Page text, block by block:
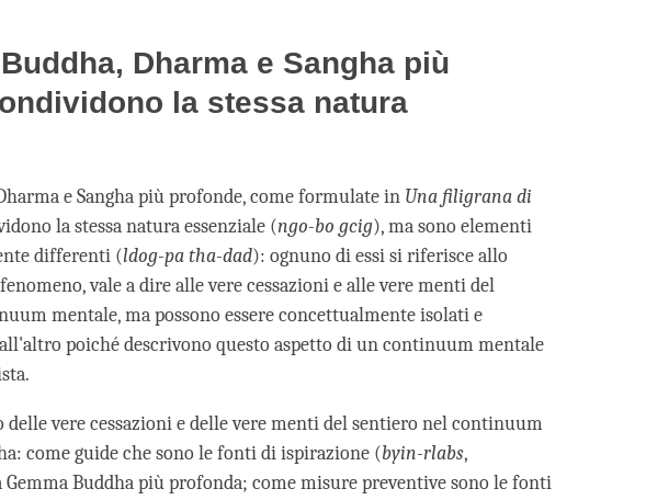
Dharma e Sangha più
la stessa natura
e Sangha più profonde, come formulate in Una filigrana di
la stessa natura essenziale (ngo-bo gcig), ma sono elementi
differenti (ldog-pa tha-dad): ognuno di essi si riferisce allo
vale a dire alle vere cessazioni e alle vere menti del
mentale, ma possono essere concettualmente isolati e
poiché descrivono questo aspetto di un continuum mentale
delle vere cessazioni e delle vere menti del sentiero nel continuum
come guide che sono le fonti di ispirazione (byin-rlabs,
Buddha più profonda; come misure preventive sono le fonti